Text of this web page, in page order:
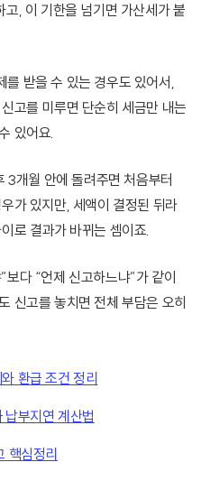
, 이 기한을 넘기면 가산세가 붙
를 받을 수 있는 경우도 있어서,
고를 미루면 단순히 세금만 내는
있어요.
3개월 안에 돌려주면 처음부터
가 있지만, 세액이 결정된 뒤라
로 결과가 바뀌는 셈이죠.
다 “언제 신고하느냐”가 같이
신고를 놓치면 전체 부담은 오히
환급 조건 정리
부지연 계산법
핵심정리